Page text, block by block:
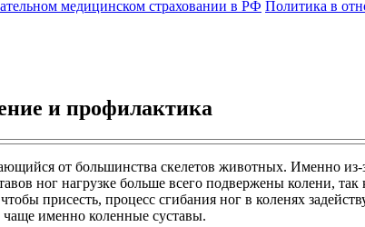
медицинском страховании в РФ Политика в
и профилактика
от большинства скелетов животных. Именно из-
ног нагрузке больше всего подвержены колени,
присесть, процесс сгибания ног в коленях
чаще именно коленные суставы.